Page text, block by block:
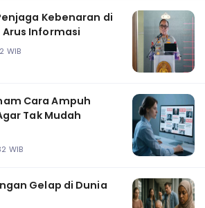
Kebenaran di
Informasi
WIB
Cara Ampuh
Tak Mudah
WIB
Gelap di Dunia